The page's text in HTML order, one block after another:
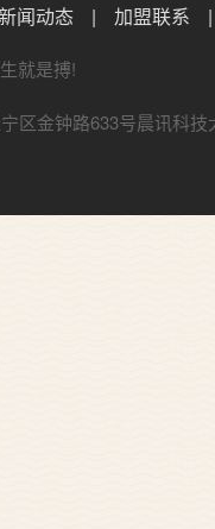
闻动态 | 加盟联系 |
就是搏!
区金钟路633号晨讯科技